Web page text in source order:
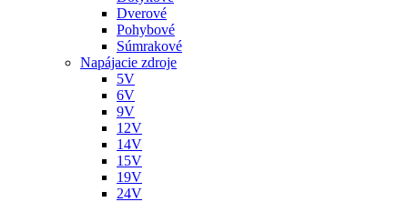
Dverové
Pohybové
Súmrakové
Napájacie zdroje
5V
6V
9V
12V
14V
15V
19V
24V